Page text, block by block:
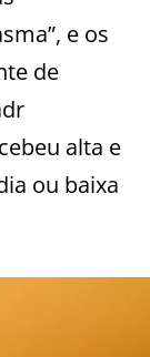
e os
de
alta e
ou baixa